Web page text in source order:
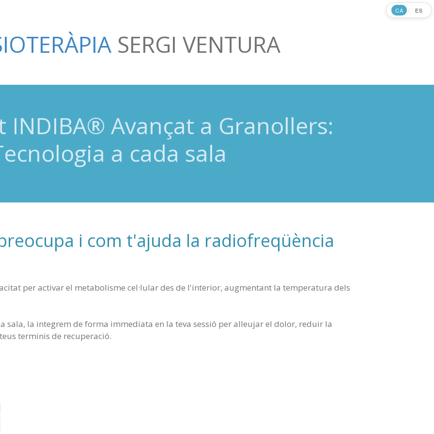
SERGI VENTURA
INDIBA® Avançat a Granollers:
a cada sala
CA | ES
i com t'ajuda la radiofreqüència
per activar el metabolisme cel·lular des de l'interior, augmentant la temperatura dels
sala, la integrem de forma immediata en la teva sessió per alleujar el dolor, reduir la
terminis de recuperació.